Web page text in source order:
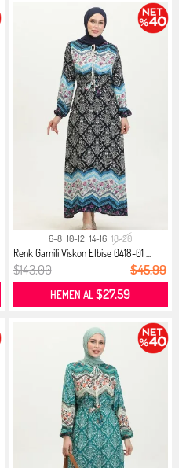
6-8 10-12 14-16 18-20
Renk Garnili Viskon Elbise 0418-01 ...
$143.00 $45.99
HEMEN AL$27.59